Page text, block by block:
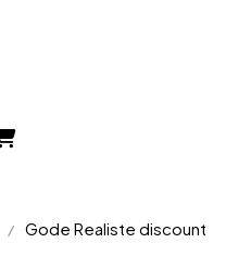
Gode Realiste discount